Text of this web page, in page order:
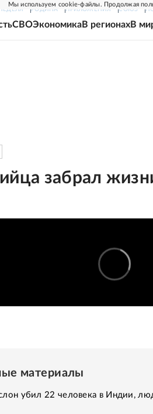
Мы используем cookie-файлы. Продолжая
РОДИНА ПРИЛОЖЕНИЯ СОЮЗ
СВОЭкономикаВ регионахВ
забрал
материалы
убил 22 человека в Индии,